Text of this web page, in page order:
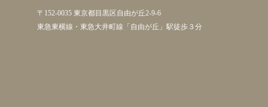
〒152-0035 東京都目黒区自由が丘2-9-6
東急東横線・東急大井町線「自由が丘」駅徒歩３分